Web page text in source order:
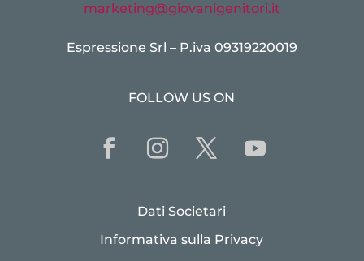
marketing@giovanigenitori.it
Espressione Srl – P.iva 09319220019
FOLLOW US ON
Dati Societari
Informativa sulla Privacy